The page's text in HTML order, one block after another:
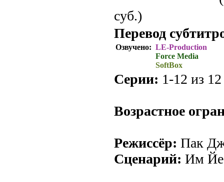
суб.)
Перевод
Озвучено: LE-Production
Force Media
SoftBox
Серии: 1-12 из
Возрастное
Режиссёр: Пак
Сценарий: Им